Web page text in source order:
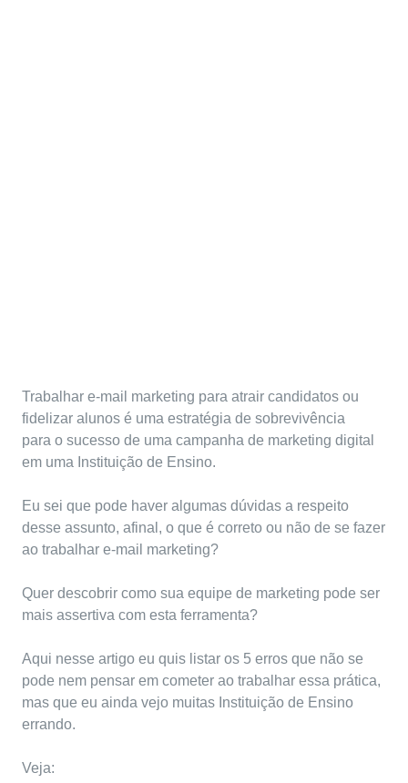
Trabalhar e-mail marketing para atrair candidatos ou
fidelizar alunos é uma estratégia de sobrevivência
para o sucesso de uma campanha de marketing digital
em uma Instituição de Ensino.
Eu sei que pode haver algumas dúvidas a respeito
desse assunto, afinal, o que é correto ou não de se fazer
ao trabalhar e-mail marketing?
Quer descobrir como sua equipe de marketing pode ser
mais assertiva com esta ferramenta?
Aqui nesse artigo eu quis listar os 5 erros que não se
pode nem pensar em cometer ao trabalhar essa prática,
mas que eu ainda vejo muitas Instituição de Ensino
errando.
Veja: